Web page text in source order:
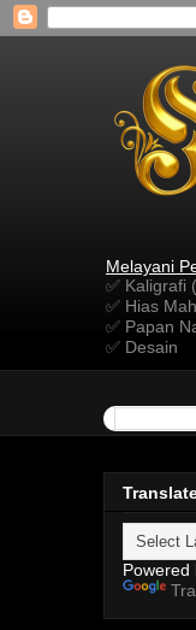
Melayani
✅ Kaligrafi (
✅ Hias
✅ Papan
✅ Desain
Powered